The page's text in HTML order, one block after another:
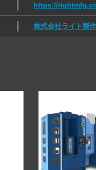
https://
株式会社ライト製